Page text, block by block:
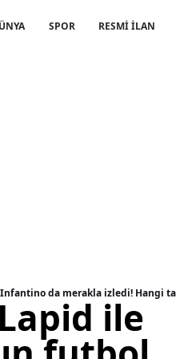
SPOR RESMİ İLAN
ile